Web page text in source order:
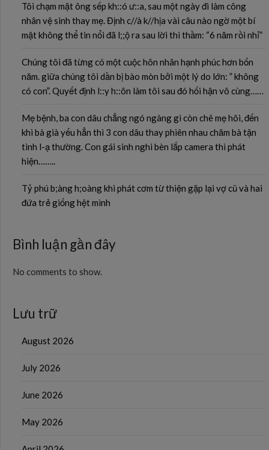
Tôi chạm mặt ông sếp kh::ó ư::a, sau một ngày đi làm công
nhân vệ sinh thay mẹ. Định c//à k//hịa vài câu nào ngờ một bí
mật không thể tin nổi đã l;;ộ ra sau lời thì thầm: “6 năm rồi nhỉ”
Chúng tôi đã từng có một cuộc hôn nhân hạnh phúc hơn bốn
năm. giữa chúng tôi dần bị bào mòn bởi một lý do lớn: ” không
có con”. Quyết định l::y h::ôn làm tôi sau đó hối hận vô cùng……
Mẹ bệnh, ba con dâu chẳng ngó ngàng gì còn chê mẹ hôi, đến
khi bà già yếu hẳn thì 3 con dâu thay phiên nhau chăm bà tận
tình l-ạ thường. Con gái sinh nghi bèn lắp camera thì phát
hiện……..
Tỷ phú b;àng h;oàng khi phát cơm từ thiện gặp lại vợ cũ và hai
đứa trẻ giống hệt mình
Bình luận gần đây
No comments to show.
Lưu trữ
August 2026
July 2026
June 2026
May 2026